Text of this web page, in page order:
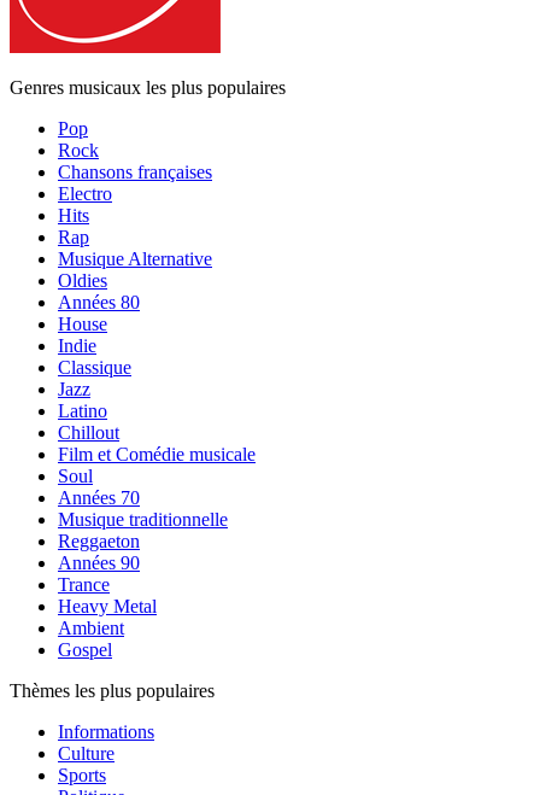
Genres musicaux les plus populaires
Pop
Rock
Chansons françaises
Electro
Hits
Rap
Musique Alternative
Oldies
Années 80
House
Indie
Classique
Jazz
Latino
Chillout
Film et Comédie musicale
Soul
Années 70
Musique traditionnelle
Reggaeton
Années 90
Trance
Heavy Metal
Ambient
Gospel
Thèmes les plus populaires
Informations
Culture
Sports